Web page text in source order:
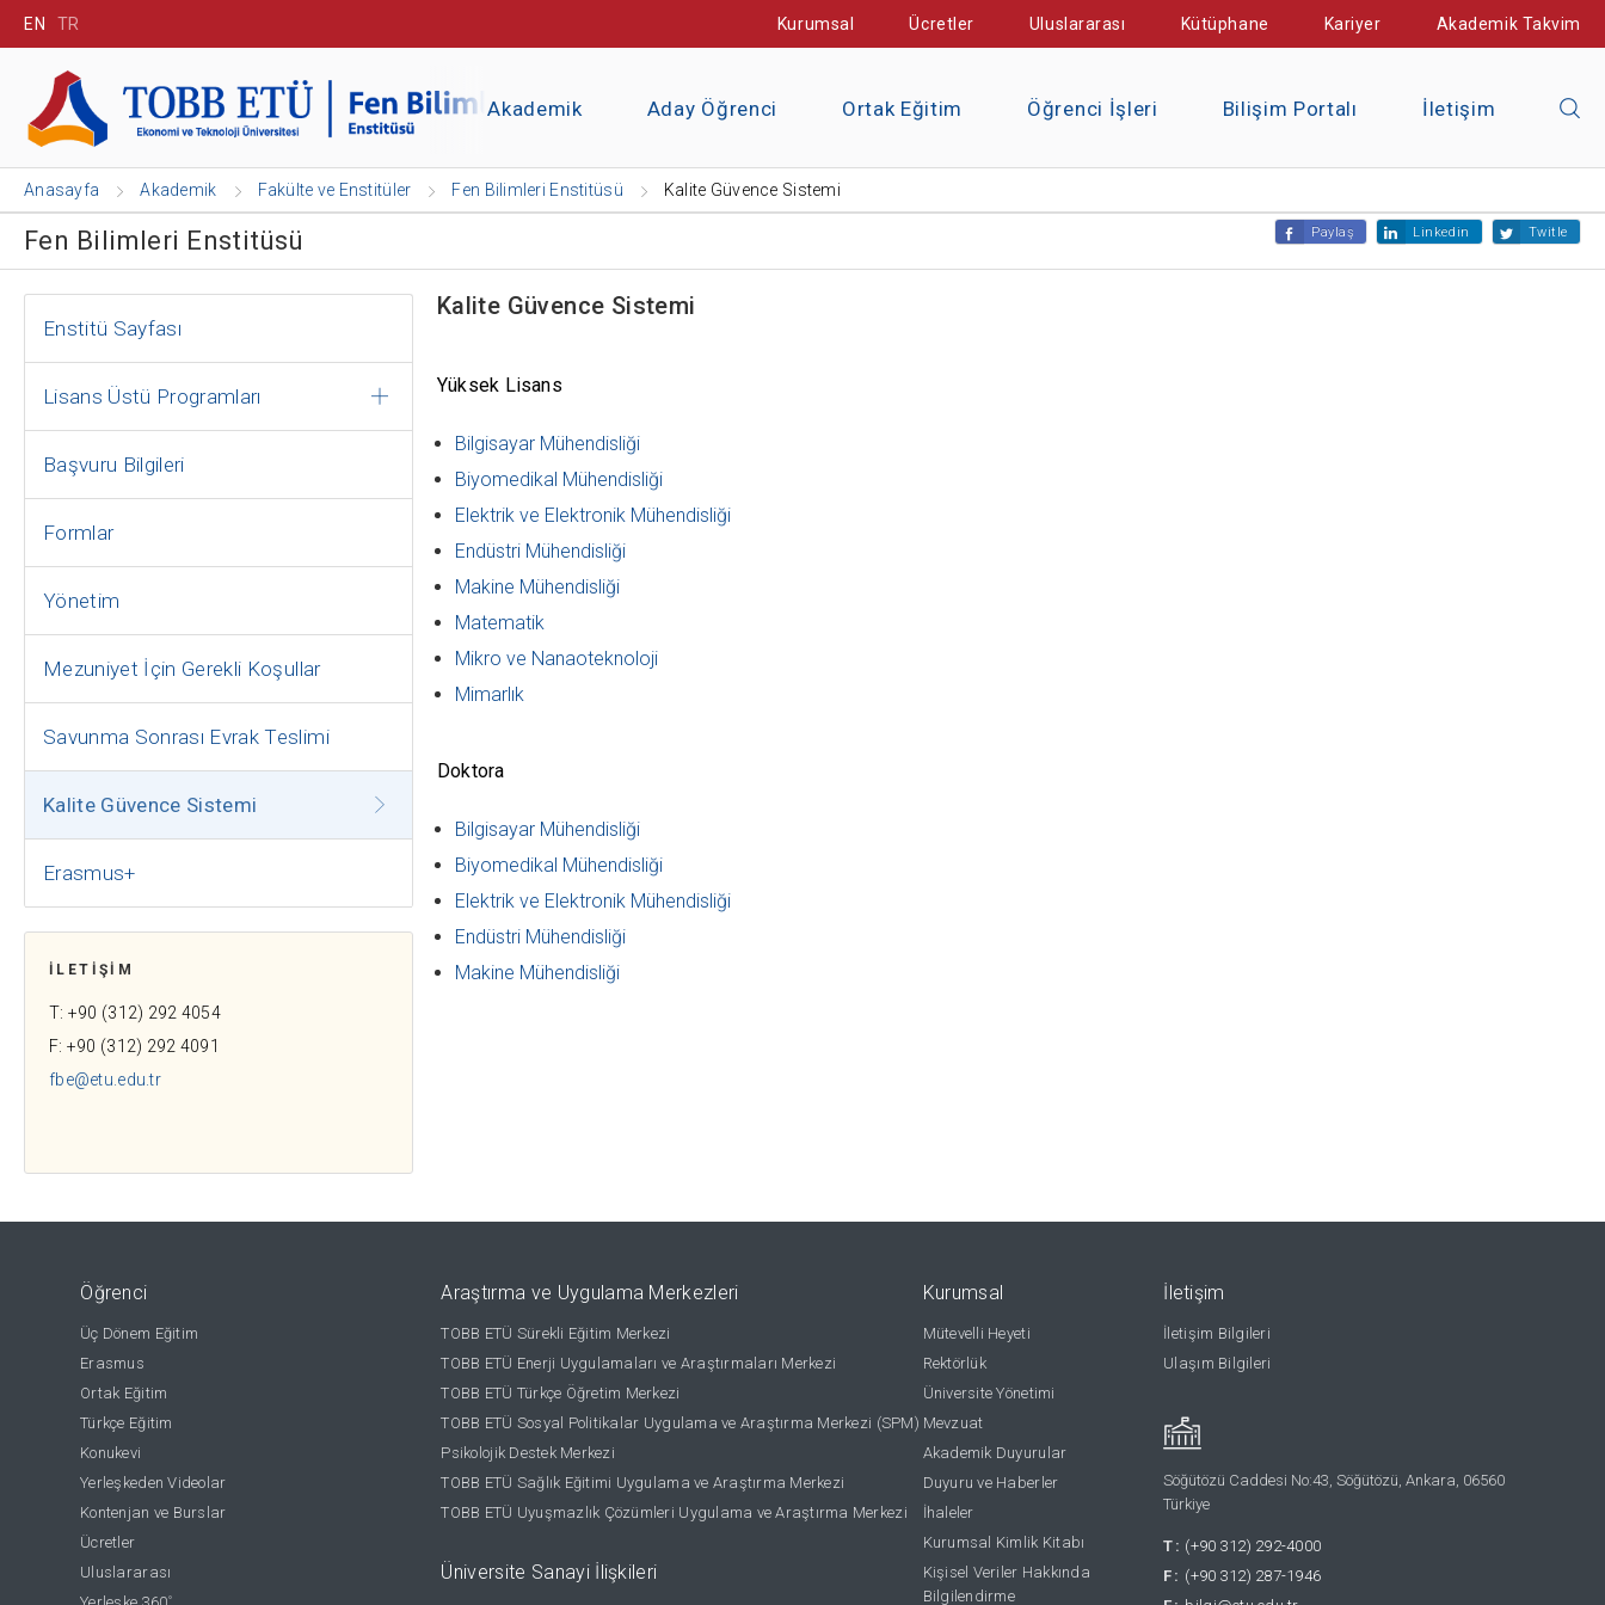
EN TR Kurumsal Ücretler Uluslararası Kütüphane Kariyer Akademik Takvim
Akademik Aday Öğrenci Ortak Eğitim Öğrenci İşleri Bilişim Portalı İletişim
Anasayfa Akademik Fakülte ve Enstitüler Fen Bilimleri Enstitüsü Kalite Güvence Sistemi
Fen Bilimleri Enstitüsü Paylaş Linkedin Twitle
Enstitü Sayfası
Lisans Üstü Programları
Başvuru Bilgileri
Formlar
Yönetim
Mezuniyet İçin Gerekli Koşullar
Savunma Sonrası Evrak Teslimi
Kalite Güvence Sistemi
Erasmus+
İLETİŞİM
T: +90 (312) 292 4054
F: +90 (312) 292 4091
fbe@etu.edu.tr
Kalite Güvence Sistemi
Yüksek Lisans
Bilgisayar Mühendisliği
Biyomedikal Mühendisliği
Elektrik ve Elektronik Mühendisliği
Endüstri Mühendisliği
Makine Mühendisliği
Matematik
Mikro ve Nanaoteknoloji
Mimarlık
Doktora
Bilgisayar Mühendisliği
Biyomedikal Mühendisliği
Elektrik ve Elektronik Mühendisliği
Endüstri Mühendisliği
Makine Mühendisliği
Öğrenci
Üç Dönem Eğitim
Erasmus
Ortak Eğitim
Türkçe Eğitim
Konukevi
Yerleşkeden Videolar
Kontenjan ve Burslar
Ücretler
Uluslararası
°
Araştırma ve Uygulama Merkezleri
TOBB ETÜ Sürekli Eğitim Merkezi
TOBB ETÜ Enerji Uygulamaları ve Araştırmaları Merkezi
TOBB ETÜ Türkçe Öğretim Merkezi
TOBB ETÜ Sosyal Politikalar Uygulama ve Araştırma Merkezi (SPM)
Psikolojik Destek Merkezi
TOBB ETÜ Sağlık Eğitimi Uygulama ve Araştırma Merkezi
TOBB ETÜ Uyuşmazlık Çözümleri Uygulama ve Araştırma Merkezi
Üniversite Sanayi İlişkileri
Kurumsal
Mütevelli Heyeti
Rektörlük
Üniversite Yönetimi
Mevzuat
Akademik Duyurular
Duyuru ve Haberler
İhaleler
Kurumsal Kimlik Kitabı
Kişisel Veriler Hakkında
Bilgilendirme
İletişim
İletişim Bilgileri
Ulaşım Bilgileri
Söğütözü Caddesi No:43, Söğütözü, Ankara, 06560
Türkiye
T: (+90 312) 292-4000
F: (+90 312) 287-1946